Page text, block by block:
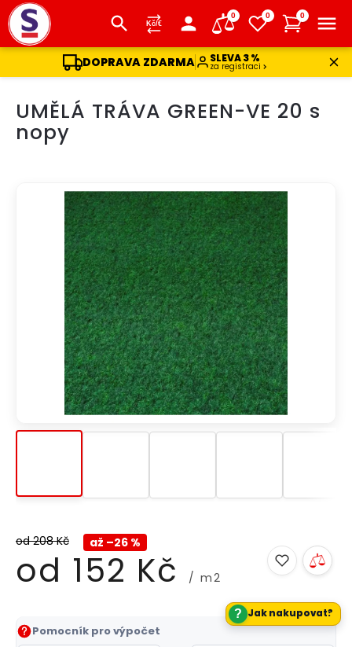
DOPRAVA ZDARMA SLEVA 3 %
za registraci
0 0 0
obsahUMĚLÁ TRÁVA GREEN-VE 20 s
nopy
od 208 Kč až –26 %
od 152 Kč / m2
Měrná
cena:
Pomocník pro výpočet
? Jak nakupovat?